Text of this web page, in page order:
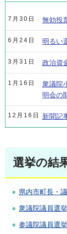
7月30日 無効投
6月24日 明るい
3月31日 政治資
1月16日
衆議院
明会の
12月16日 新聞記
選挙の結
県内市町長・
衆議院議員選挙
参議院議員選挙